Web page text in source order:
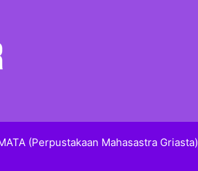
(Perpustakaan Mahasastra Griasta)